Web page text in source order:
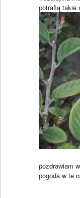
potrafią takie
pozdrawiam
pogoda w te